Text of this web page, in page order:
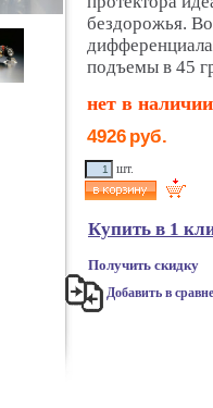
бездорожья.
подъемы в 45
нет в наличии
4926 руб.
шт.
Купить в 1
Получить скидку
Добавить в